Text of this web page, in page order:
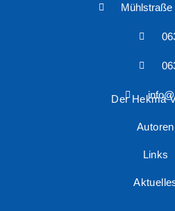
Der Hekma
Autoren
Links